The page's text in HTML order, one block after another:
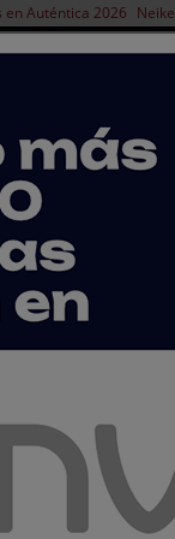
en Auténtica 2026
NOTICIAS
metales o Rayos X?